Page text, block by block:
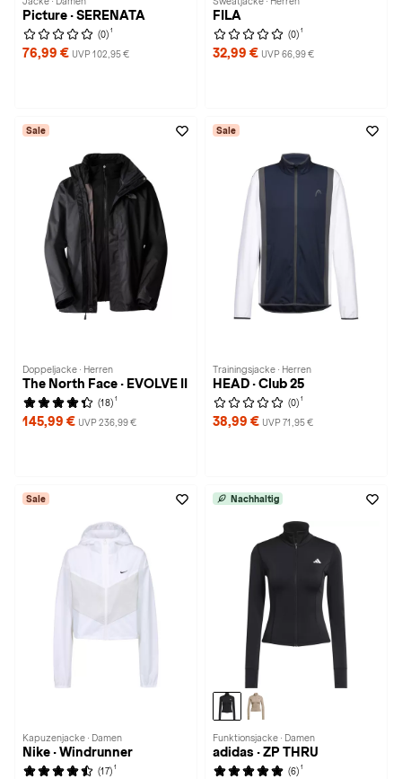
Picture · SERENATA
(0) 1
76,99 € UVP 102,95 €
FILA
(0) 1
32,99 € UVP 66,99 €
Sale
Doppeljacke · Herren
The North Face · EVOLVE II
(18) 1
145,99 € UVP 236,99 €
Sale
Trainingsjacke · Herren
HEAD · Club 25
(0) 1
38,99 € UVP 71,95 €
Sale
Kapuzenjacke · Damen
Nike · Windrunner
(17) 1
Nachhaltig
Funktionsjacke · Damen
adidas · ZP THRU
(6) 1